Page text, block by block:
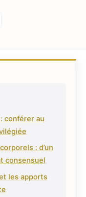
conférer au
: d’un
consensuel
les apports